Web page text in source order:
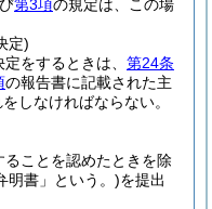
第3項の規定は、この場
定)
をするときは、 第24条
の報告書に記載された主
しなければならない。
ことを認めたときを除
明書」という。)を提出